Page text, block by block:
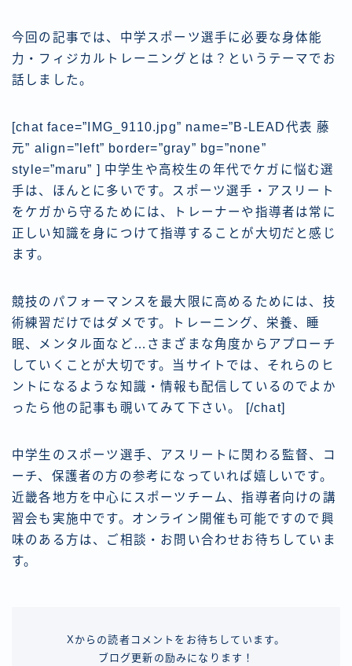
今回の記事では、中学スポーツ選手に必要な身体能
力・フィジカルトレーニングとは？というテーマでお
話しました。
[chat face=”IMG_9110.jpg” name=”B-LEAD代表 藤
元” align=”left” border=”gray” bg=”none”
style=”maru” ] 中学生や高校生の年代でケガに悩む選
手は、ほんとに多いです。スポーツ選手・アスリート
をケガから守るためには、トレーナーや指導者は常に
正しい知識を身につけて指導することが大切だと感じ
ます。
競技のパフォーマンスを最大限に高めるためには、技
術練習だけではダメです。トレーニング、栄養、睡
眠、メンタル面など…さまざまな角度からアプローチ
していくことが大切です。当サイトでは、それらのヒ
ントになるような知識・情報も配信しているのでよか
ったら他の記事も覗いてみて下さい。 [/chat]
中学生のスポーツ選手、アスリートに関わる監督、コ
ーチ、保護者の方の参考になっていれば嬉しいです。
近畿各地方を中心にスポーツチーム、指導者向けの講
習会も実施中です。オンライン開催も可能ですので興
味のある方は、ご相談・お問い合わせお待ちしていま
す。
Xからの読者コメントをお待ちしています。
ブログ更新の励みになります！